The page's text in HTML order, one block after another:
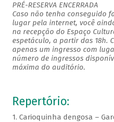
PRÉ-RESERVA ENCERRADA
Caso não tenha conseguido
lugar pela internet, você
na recepção do Espaço
espetáculo, a partir das 18h.
apenas um ingresso com
número de ingressos
máxima do auditório.
Repertório:
1. Carioquinha dengosa –